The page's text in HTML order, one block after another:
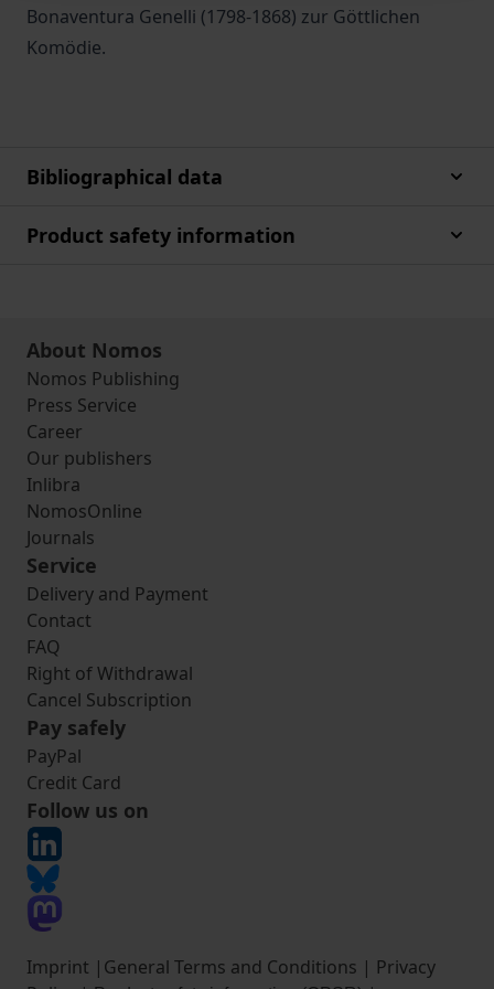
Bonaventura Genelli (1798-1868) zur Göttlichen
Komödie.
Bibliographical data
Product safety information
About Nomos
Nomos Publishing
Press Service
Career
Our publishers
Inlibra
NomosOnline
Journals
Service
Delivery and Payment
Contact
FAQ
Right of Withdrawal
Cancel Subscription
Pay safely
PayPal
Credit Card
Follow us on
Imprint | General Terms and Conditions | Privacy